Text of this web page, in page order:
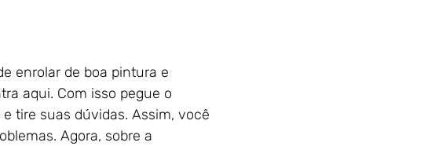
enrolar de boa pintura e
aqui. Com isso pegue o
tire suas dúvidas. Assim, você
Agora, sobre a